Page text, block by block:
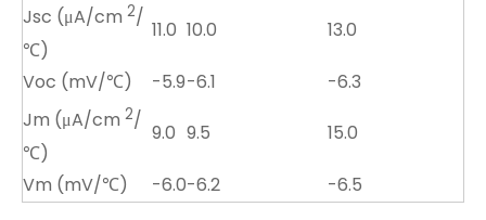
Jsc (μA/cm 2/
℃)
11.0 10.0 13.0
Voc (mV/℃) -5.9-6.1
-6.3
Jm (μA/cm 2/
℃)
9.0 9.5 15.0
Vm (mV/℃) -6.0-6.2
-6.5